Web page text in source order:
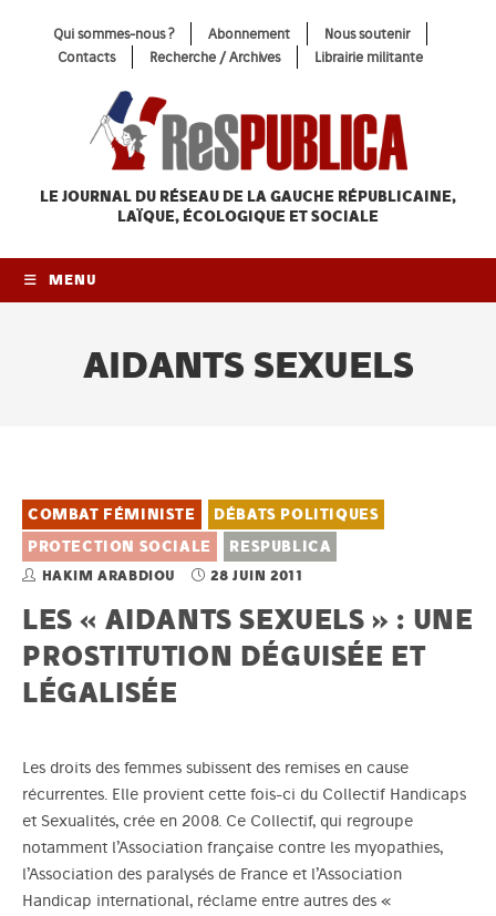
Qui sommes-nous ? Abonnement
Nous soutenir
Contacts
Recherche / Archives Librairie militante
LE JOURNAL DU RÉSEAU DE LA GAUCHE RÉPUBLICAINE,
LAÏQUE, ÉCOLOGIQUE ET SOCIALE
MENU
AIDANTS SEXUELS
COMBAT FÉMINISTE
DÉBATS POLITIQUES
PROTECTION SOCIALE
RESPUBLICA
HAKIM ARABDIOU 28 JUIN 2011
LES « AIDANTS SEXUELS » : UNE
PROSTITUTION DÉGUISÉE ET
LÉGALISÉE
Les droits des femmes subissent des remises en cause
récurrentes. Elle provient cette fois-ci du Collectif Handicaps
et Sexualités, crée en 2008. Ce Collectif, qui regroupe
notamment l’Association française contre les myopathies,
l’Association des paralysés de France et l’Association
Handicap international, réclame entre autres des «